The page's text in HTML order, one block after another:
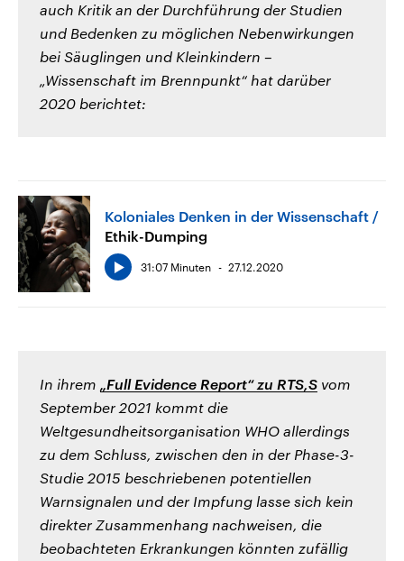
auch Kritik an der Durchführung der Studien
und Bedenken zu möglichen Nebenwirkungen
bei Säuglingen und Kleinkindern –
„Wissenschaft im Brennpunkt“ hat darüber
2020 berichtet:
Koloniales Denken in der Wissenschaft
Ethik-Dumping
31:07 Minuten 27.12.2020
In ihrem „Full Evidence Report“ zu RTS,S vom
September 2021 kommt die
Weltgesundheitsorganisation WHO allerdings
zu dem Schluss, zwischen den in der Phase-3-
Studie 2015 beschriebenen potentiellen
Warnsignalen und der Impfung lasse sich kein
direkter Zusammenhang nachweisen, die
beobachteten Erkrankungen könnten zufällig